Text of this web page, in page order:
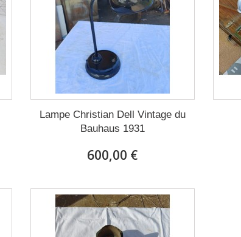
Lampe Christian Dell Vintage du
Bauhaus 1931
600,00 €